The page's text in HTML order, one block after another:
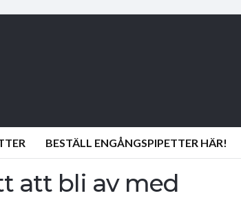
BESTÄLL ENGÅNGSPIPETTER HÄR!
att bli av med